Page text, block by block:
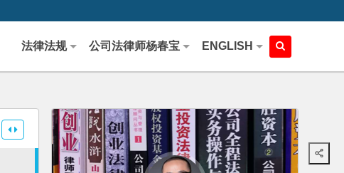
法律法规 公司法律师杨春宝 ENGLISH